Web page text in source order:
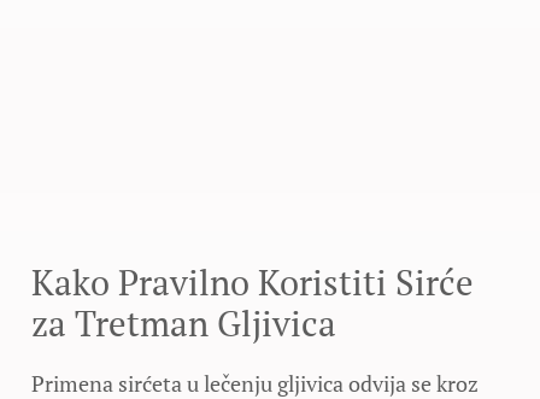
Kako Pravilno Koristiti Sirće
za Tretman Gljivica
Primena sirćeta u lečenju gljivica odvija se kroz